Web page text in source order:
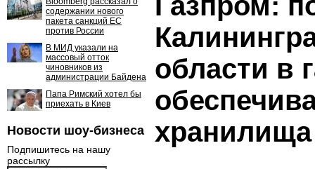
содержании нового
пакета санкций ЕС
против России
В МИД указали на
массовый отток
чиновников из
администрации Байдена
Папа Римский хотел бы
приехать в Киев
Новости шоу-бизнеса
Подпишитесь на нашу
рассылку
области в
хранилища